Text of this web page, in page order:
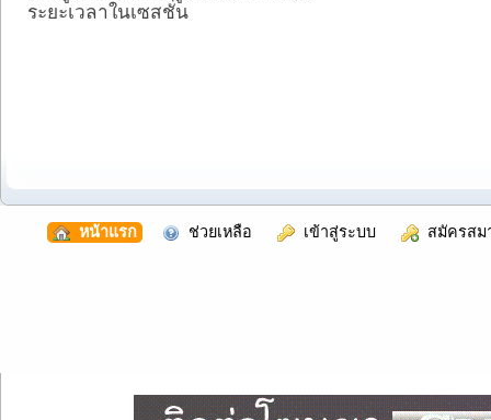
ระยะเวลาในเซสชั่น
หน้าแรก ช่วยเหลือ เข้าสู่ระบบ สมัครสม